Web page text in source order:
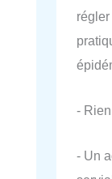
-
- Un